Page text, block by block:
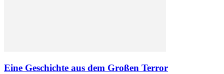
Eine Geschichte aus dem Großen Terror